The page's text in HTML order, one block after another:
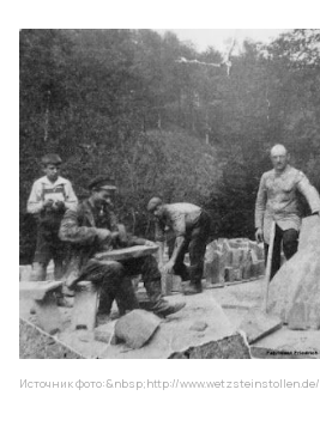
Источник фото:&nbsp;http://www.wetzsteinstollen.de/